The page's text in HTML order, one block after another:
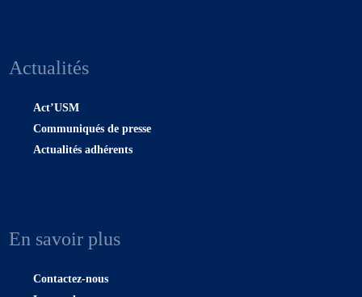
Actualités
Act’USM
Communiqués de presse
Actualités adhérents
En savoir plus
Contactez-nous